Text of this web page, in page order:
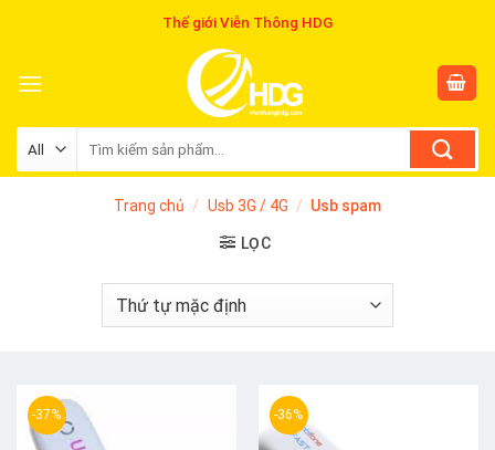
Thế giới Viễn Thông HDG
Trang chủ / Usb 3G / 4G / Usb spam
LỌC
-37% -36%